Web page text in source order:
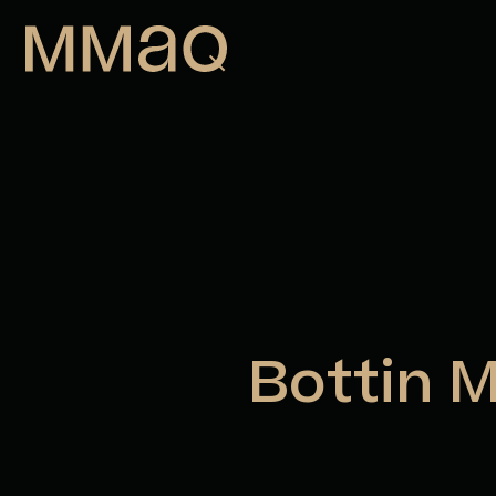
Aller au contenu
Maison des métiers d&#039;art de
Bottin